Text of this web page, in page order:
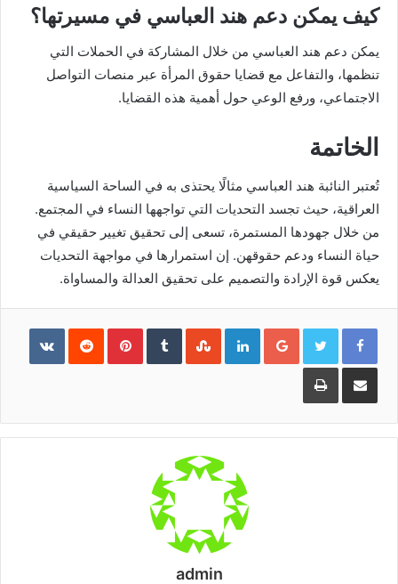
كيف يمكن دعم هند العباسي في مسيرتها؟
يمكن دعم هند العباسي من خلال المشاركة في الحملات التي
تنظمها، والتفاعل مع قضايا حقوق المرأة عبر منصات التواصل
الاجتماعي، ورفع الوعي حول أهمية هذه القضايا.
الخاتمة
تُعتبر النائبة هند العباسي مثالًا يحتذى به في الساحة السياسية
العراقية، حيث تجسد التحديات التي تواجهها النساء في المجتمع.
من خلال جهودها المستمرة، تسعى إلى تحقيق تغيير حقيقي في
حياة النساء ودعم حقوقهن. إن استمرارها في مواجهة التحديات
يعكس قوة الإرادة والتصميم على تحقيق العدالة والمساواة.
Google+
LinkedIn
Pinterest
مشاركة
البريد
طباعة
admin